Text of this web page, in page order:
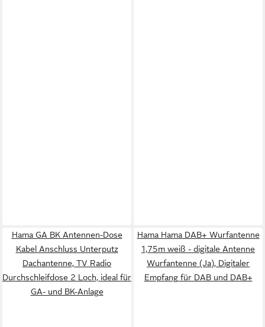
Hama GA BK Antennen-Dose
Kabel Anschluss Unterputz
Dachantenne, TV Radio
Durchschleifdose 2 Loch, ideal für
GA- und BK-Anlage
Hama Hama DAB+ Wurfantenne
1,75m weiß - digitale Antenne
Wurfantenne (Ja), Digitaler
Empfang für DAB und DAB+